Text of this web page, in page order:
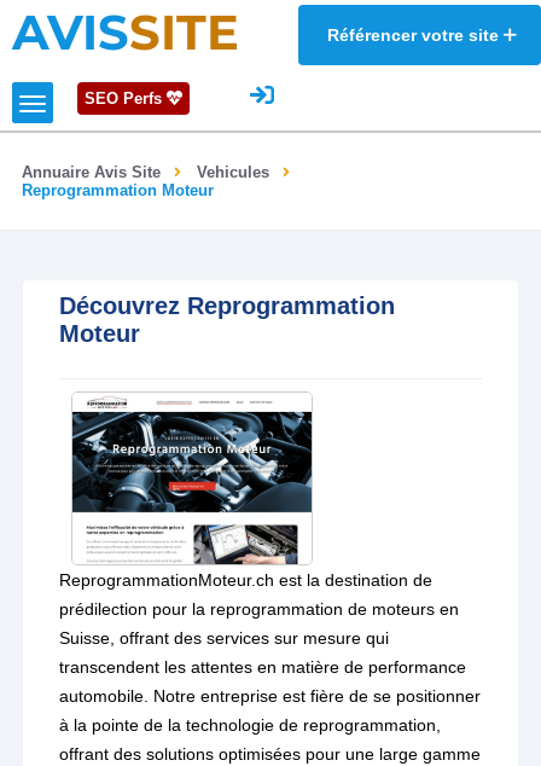
AVISSITE Référencer votre site
SEO Perfs
Annuaire Avis Site
Vehicules
Reprogrammation Moteur
Découvrez Reprogrammation
Moteur
ReprogrammationMoteur.ch est la destination de
prédilection pour la reprogrammation de moteurs en
Suisse, offrant des services sur mesure qui
transcendent les attentes en matière de performance
automobile. Notre entreprise est fière de se positionner
à la pointe de la technologie de reprogrammation,
offrant des solutions optimisées pour une large gamme